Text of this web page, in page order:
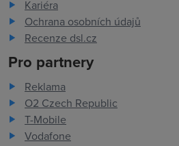
Kariéra
Ochrana osobních údajů
Recenze dsl.cz
Pro partnery
Reklama
O2 Czech Republic
T-Mobile
Vodafone